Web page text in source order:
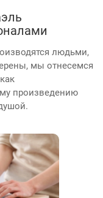
людьми,
мы отнесемся
произведению